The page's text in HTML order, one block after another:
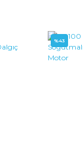
%43